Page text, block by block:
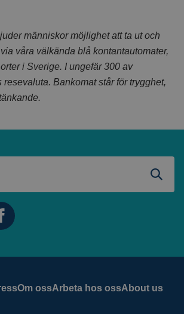
människor möjlighet att ta ut och
våra välkända blå kontantautomater,
i Sverige. I ungefär 300 av
resevaluta. Bankomat står för trygghet,
Om ossArbeta hos ossAbout us